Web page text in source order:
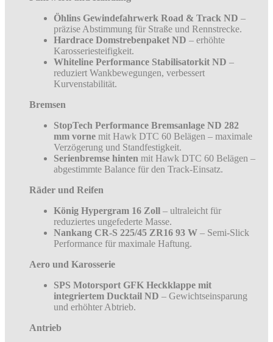
Öhlins Gewindefahrwerk Road & Track ND –
präzise Abstimmung für Straße und Rennstrecke.
Hardrace Domstrebenpaket ND – erhöhte
Karosseriesteifigkeit.
Whiteline Performance Stabilisatorkit ND –
reduziert Wankbewegungen, verbessert
Kurvenstabilität.
Bremsen
StopTech Performance Bremsanlage ND 282
mm vorne mit Hawk DTC 60 Belägen – maximale
Verzögerung und Standfestigkeit.
Serienbremse hinten mit Hawk DTC 60 Belägen –
abgestimmte Balance für den Track-Einsatz.
Räder und Reifen
König Hypergram 16 Zoll – ultraleicht für
reduziertes ungefederte Masse.
Nankang CR-S 225/45 ZR16 93 W – Semi-Slick
Performance für maximale Haftung.
Aero und Karosserie
SPS Motorsport GFK Heckklappe mit
integriertem Ducktail ND – Gewichtseinsparung
und erhöhter Abtrieb.
Antrieb